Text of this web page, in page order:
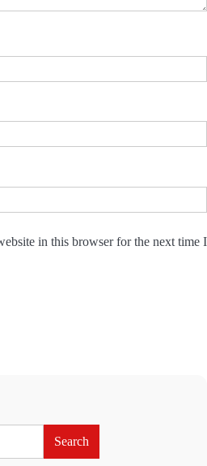
in this browser for the next time I
Search